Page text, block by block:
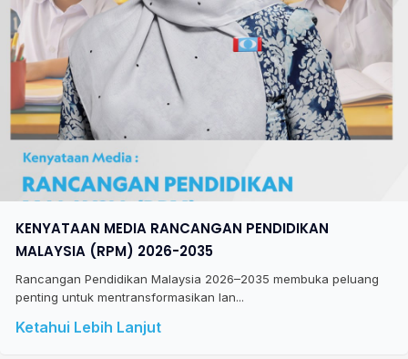
KENYATAAN MEDIA RANCANGAN PENDIDIKAN
MALAYSIA (RPM) 2026-2035
Rancangan Pendidikan Malaysia 2026–2035 membuka peluang
penting untuk mentransformasikan lan...
Ketahui Lebih Lanjut